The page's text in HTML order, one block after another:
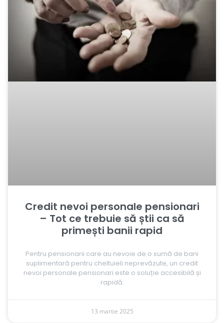
Credit nevoi personale pensionari
– Tot ce trebuie să știi ca să
primești banii rapid
Pentru pensionarii care au nevoie de o sumă de bani
suplimentară pentru cheltuieli neprevăzute, un credit
nevoi personale pensionari este o soluție accesibilă și
rapidă.
13 martie 2025